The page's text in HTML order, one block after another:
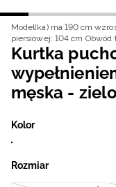
Model(ka) ma 190 cm
piersiowej: 104 cm Obwód
Kurtka
męska -
Kolor
Rozmiar